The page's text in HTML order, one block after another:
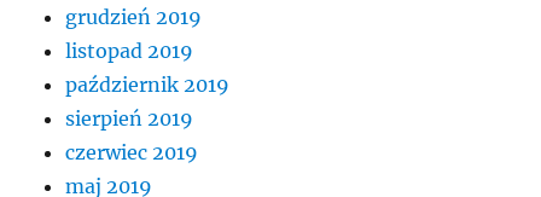
grudzień 2019
listopad 2019
październik 2019
sierpień 2019
czerwiec 2019
maj 2019